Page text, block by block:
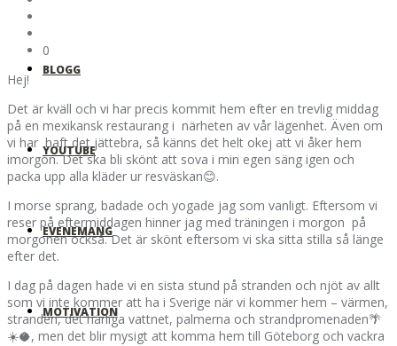
BLOGG
YOUTUBE
EVENEMANG
MOTIVATION
0
Hej!
Det är kväll och vi har precis kommit hem efter en trevlig middag
på en mexikansk restaurang i närheten av vår lägenhet. Även om
vi har haft det jättebra, så känns det helt okej att vi åker hem
imorgon. Det ska bli skönt att sova i min egen säng igen och
packa upp alla kläder ur resväskan😊.
I morse sprang, badade och yogade jag som vanligt. Eftersom vi
reser på eftermiddagen hinner jag med träningen i morgon på
morgonen också. Det är skönt eftersom vi ska sitta stilla så länge
efter det.
I dag på dagen hade vi en sista stund på stranden och njöt av allt
som vi inte kommer att ha i Sverige när vi kommer hem – värmen,
stranden, det härliga vattnet, palmerna och strandpromenaden🌴
☀️🥥, men det blir mysigt att komma hem till Göteborg och vackra